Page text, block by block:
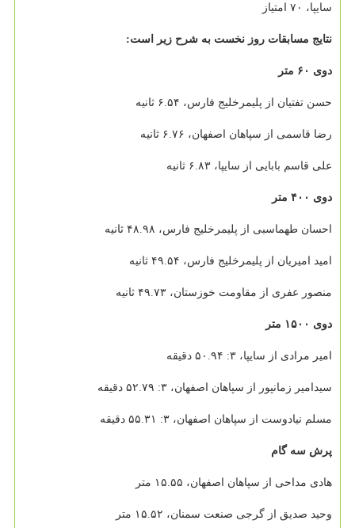
سایپا، ۷۰ امتیاز
نتایج مسابقات روز نخست به شرح زیر است:
دوی ۶۰ متر
حسن تفتیان از پلیمرخلیج فارس، ۶.۵۴ ثانیه
رضا قاسمی از سپاهان اصفهان، ۶.۷۶ ثانیه
علی قاسم بابایی از سایپا، ۶.۸۳ ثانیه
دوی ۴۰۰ متر
احسان طهماسبی از پلیمرخلیج فارس، ۴۸.۹۸ ثانیه
امید امیریان از پلیمرخلیج فارس، ۴۹.۵۴ ثانیه
منصور عفری از مقاومت خوزستان، ۴۹.۷۳ ثانیه
دوی ۱۵۰۰ متر
امیر مرادی از سایپا، ۳: ۵۰.۹۴ دقیقه
سیدامیر زمانپور از سپاهان اصفهان، ۳: ۵۲.۷۹ دقیقه
مسلم نیادوست از سپاهان اصفهان، ۳: ۵۵.۳۱ دقیقه
پرش سه گام
هادی مداحی از سپاهان اصفهان، ۱۵.۵۵ متر
وحید صدیق از گرجی صنعت سمنان، ۱۵.۵۲ متر